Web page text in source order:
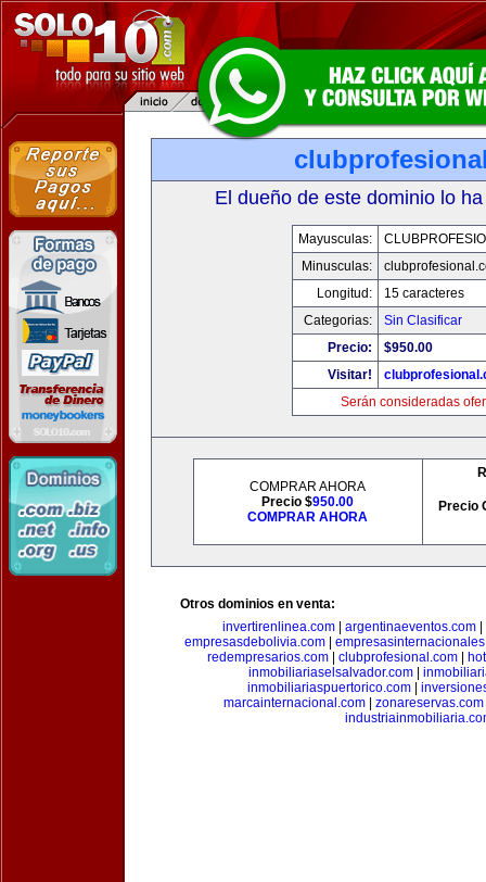
El dueño de este dominio lo
Mayusculas:
Minusculas:
Longitud:
15 caracteres
Categorias:
Sin Clasificar
Precio:
$950.00
Visitar!
Serán consideradas
COMPRAR AHORA
Precio $950.00
COMPRAR AHORA
Precio
Otros dominios en venta:
invertirenlinea.com| argentinaeventos.com|
empresasdebolivia.com|
redempresarios.com
clubprofesional.com
inmobiliariaselsalvador.com|
inmobiliariaspuertorico.com
marcainternacional.com| zonareservas.com